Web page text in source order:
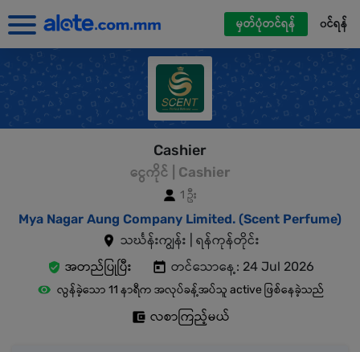
မှတ်ပုံတင်ရန် ၀င်ရန်
Cashier
ငွေကိုင် | Cashier
1 ဦး
Mya Nagar Aung Company Limited. (Scent Perfume)
သင်္ဃန်းကျွန်း | ရန်ကုန်တိုင်း
အတည်ပြုပြီး
တင်သောနေ့: 24 Jul 2026
လွန်ခဲ့သော 11 နာရီက အလုပ်ခန့်အပ်သူ active ဖြစ်နေခဲ့သည်
လစာကြည့်မယ်